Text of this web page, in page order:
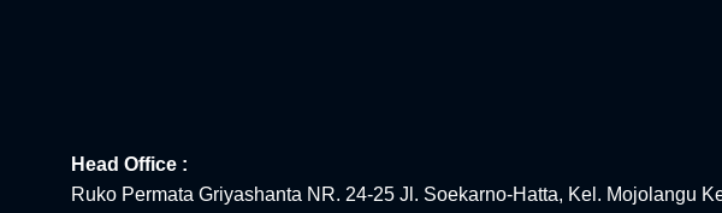
Head Office :
Ruko Permata Griyashanta NR. 24-25 Jl. Soekarno-Hatta, Kel. Mojolangu